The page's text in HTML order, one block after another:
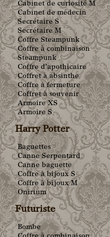
Cabinet de curiosité M
Cabinet de médecin
Secrétaire S
Secrétaire M
Coffre Steampunk
Coffre à combinaison
Steampunk
Coffre d’apothicaire
Coffret à absinthe
Coffre à fermeture
Coffret à souvenir
Armoire XS
Armoire S
Harry Potter
Baguettes
Canne Serpentard
Canne baguette
Coffre à bijoux S
Coffre à bijoux M
Onirium
Futuriste
Bombe